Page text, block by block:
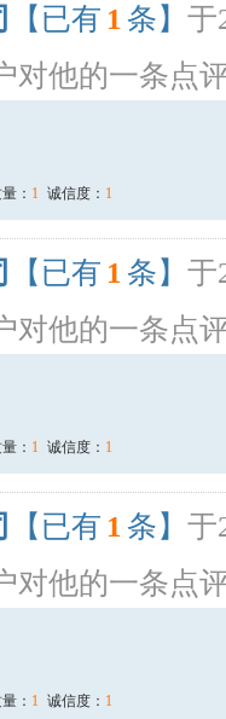
【已有 1 条】 于
对他的一条点
： 1 诚信度： 1
【已有 1 条】 于
对他的一条点
： 1 诚信度： 1
【已有 1 条】 于
对他的一条点
： 1 诚信度： 1